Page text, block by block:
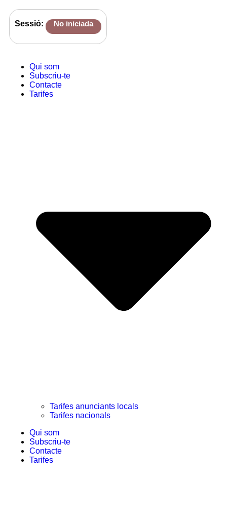
Sessió: No iniciada
Qui som
Subscriu-te
Contacte
Tarifes
Tarifes anunciants locals
Tarifes nacionals
Qui som
Subscriu-te
Contacte
Tarifes